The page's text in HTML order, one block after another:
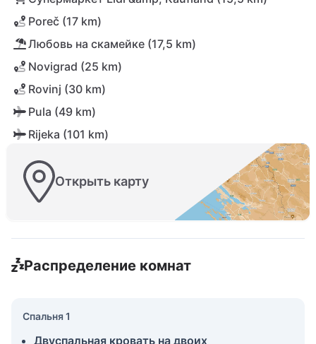
Poreč (17 km)
Любовь на скамейке (17,5 km)
Novigrad (25 km)
Rovinj (30 km)
Pula (49 km)
Rijeka (101 km)
Открыть карту
Распределение комнат
Спальня 1
Двуспальная кровать на двоих